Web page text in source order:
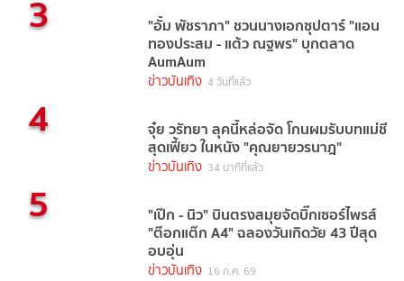
3 "อั้ม พัชราภา" ชวนนางเอกซุปตาร์ "แอน
ทองประสม - แต้ว ณฐพร" บุกตลาด
AumAum
ข่าวบันเทิง 4 วันที่แล้ว
4 จุ๋ย วรัทยา ลุคนี้หล่อจัด โกนผมรับบทแม่ชี
สุดเฟี้ยว ในหนัง "คุณยายวรนาฎ"
ข่าวบันเทิง 34 นาทีที่แล้ว
5 "เป๊ก - นิว" บินตรงสมุยจัดบิ๊กเซอร์ไพรส์
"ต๊อกแต๊ก A4" ฉลองวันเกิดวัย 43 ปีสุด
อบอุ่น
ข่าวบันเทิง 16 ก.ค. 69